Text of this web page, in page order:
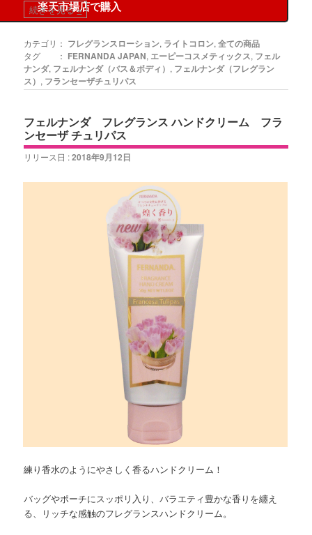
楽天市場店で購入
続きを見る»
カテゴリ： フレグランスローション, ライトコロン,全ての商品
タグ ： FERNANDA JAPAN, エーピーコスメティックス, フェル
ナンダ, フェルナンダ（バス＆ボディ） , フェルナンダ（フレグラン
ス） , フランセーザチュリパス
フェルナンダ フレグランス ハンドクリーム フラ
ンセーザ チュリパス
リリース日 :2018年9月12日
練り香水のようにやさしく香るハンドクリーム！
バッグやポーチにスッポリ入り、バラエティ豊かな香りを纏え
る、リッチな感触のフレグランスハンドクリーム。